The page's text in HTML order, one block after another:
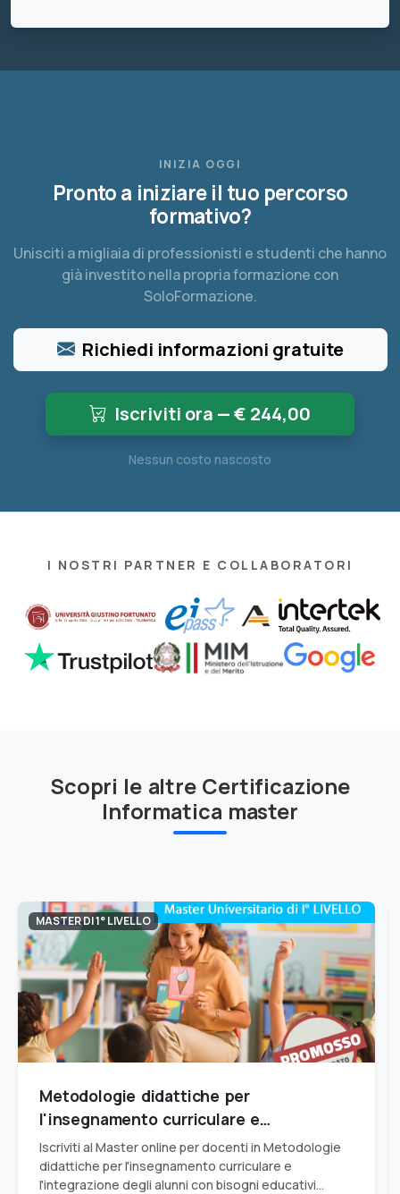
INIZIA OGGI
Pronto a iniziare il tuo percorso
formativo?
Unisciti a migliaia di professionisti e studenti che hanno
già investito nella propria formazione con
SoloFormazione.
Richiedi informazioni gratuite
Iscriviti ora — € 244,00
Nessun costo nascosto
I NOSTRI PARTNER E COLLABORATORI
Scopri le altre Certificazione
Informatica master
MASTER DI 1° LIVELLO
Metodologie didattiche per
l'insegnamento curriculare e
l'integrazione degli alunni con Bisogni
Educativi Speciali (BES)
Iscriviti al Master online per docenti in Metodologie
didattiche per l'insegnamento curriculare e
l'integrazione degli alunni con bisogni educativi